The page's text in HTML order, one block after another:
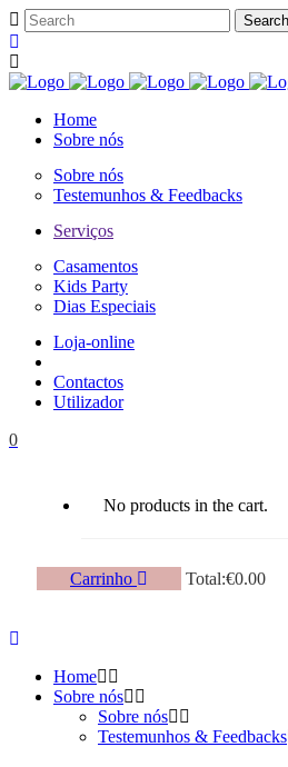
Home
Sobre nós
Sobre nós
Testemunhos & Feedbacks
Serviços
Casamentos
Kids Party
Dias Especiais
Loja-online
Contactos
Utilizador
0
No products in the cart.
Carrinho Total:€0.00
Home
Sobre nós
Sobre nós
Testemunhos & Feedbacks